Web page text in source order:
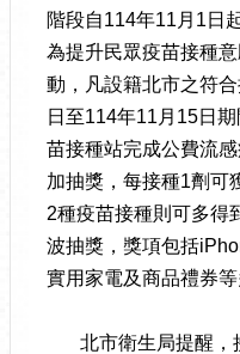
階段自114年11月1日
為提升民眾疫苗接種
動，凡設籍北市之符
日至114年11月15日
苗接種站完成公費流
加抽獎，每接種1劑可
2種疫苗接種則可多得
波抽獎，獎項包括
實用家電及商品禮券等
北市衛生局提醒，